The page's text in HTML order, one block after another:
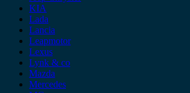
KIA
Lada
Lancia
Leapmotor
Lexus
Lynk & co
Mazda
Mercedes